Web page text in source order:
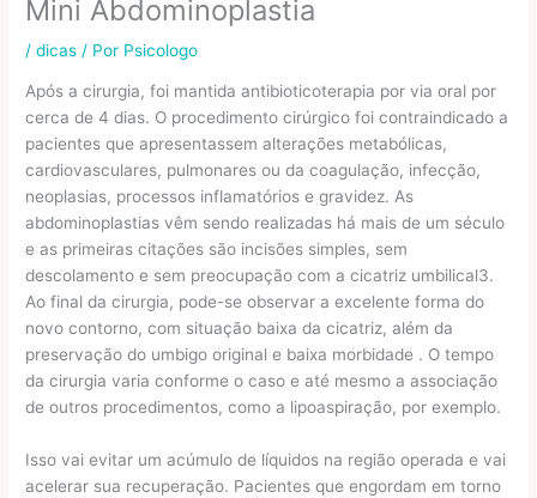
Mini Abdominoplastia
/dicas / Por Psicologo
Após a cirurgia, foi mantida antibioticoterapia por via oral por
cerca de 4 dias. O procedimento cirúrgico foi contraindicado a
pacientes que apresentassem alterações metabólicas,
cardiovasculares, pulmonares ou da coagulação, infecção,
neoplasias, processos inflamatórios e gravidez. As
abdominoplastias vêm sendo realizadas há mais de um século
e as primeiras citações são incisões simples, sem
descolamento e sem preocupação com a cicatriz umbilical3.
Ao final da cirurgia, pode-se observar a excelente forma do
novo contorno, com situação baixa da cicatriz, além da
preservação do umbigo original e baixa morbidade . O tempo
da cirurgia varia conforme o caso e até mesmo a associação
de outros procedimentos, como a lipoaspiração, por exemplo.
Isso vai evitar um acúmulo de líquidos na região operada e vai
acelerar sua recuperação. Pacientes que engordam em torno